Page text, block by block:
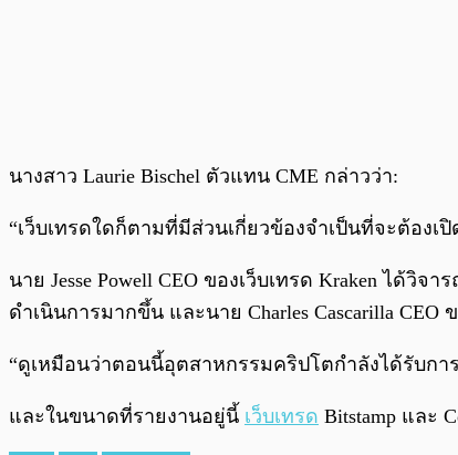
นางสาว Laurie Bischel ตัวแทน CME กล่าวว่า:
“เว็บเทรดใดก็ตามที่มีส่วนเกี่ยวข้องจำเป็นที่จะต้อง
นาย Jesse Powell CEO ของเว็บเทรด Kraken ได้
ดำเนินการมากขึ้น และนาย Charles Cascarilla CEO
“ดูเหมือนว่าตอนนี้อุตสาหกรรมคริปโตกำลังได้รับกา
และในขนาดที่รายงานอยู่นี้ เว็บเทรด Bitstamp และ